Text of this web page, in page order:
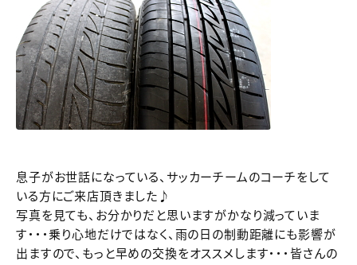
息子がお世話になっている、サッカーチームのコーチをして
いる方にご来店頂きました♪
写真を見ても、お分かりだと思いますがかなり減っていま
す・・・乗り心地だけではなく、雨の日の制動距離にも影響が
出ますので、もっと早めの交換をオススメします・・・皆さんの